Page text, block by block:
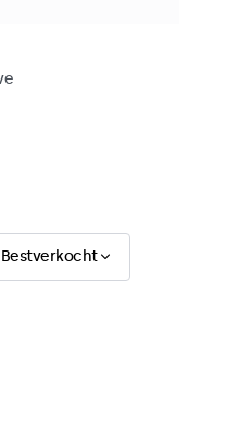
Bestverkocht